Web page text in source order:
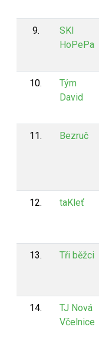
9.
SKI
HoPePa
10.
Tým
David
11. Bezruč
12. taKleť
13. Tři běžci
14.
TJ Nová
Včelnice